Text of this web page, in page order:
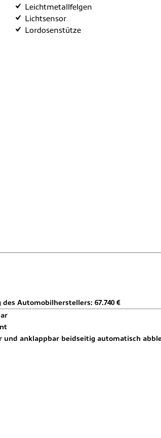
Leichtmetallfelgen
Lichtsensor
Lordosenstütze
Automobilherstellers: 67.740 €
und anklappbar beidseitig automatisch